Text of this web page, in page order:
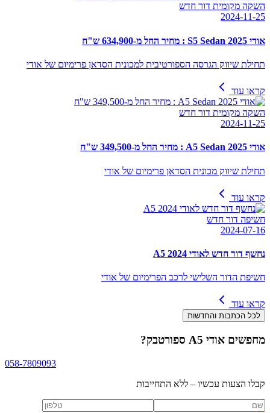
השקה מקומית דור חדש
2024-11-25
אודי S5 Sedan 2025 : מחיר החל מ-634,900 ש"ח
תחילת שיווק הגרסה הספורטיבית למכונית הסדאן פרימיום של אודי
קראו עוד
השקה מקומית דור חדש
2024-11-25
אודי A5 Sedan 2025 : מחיר החל מ-349,500 ש"ח
תחילת שיווק מכונית הסדאן פרימיום של אודי
קראו עוד
חשיפה דור חדש
2024-07-16
נחשף דור חדש לאודי A5 2024
חשיפת הדור השלישי לרכב הפרימיום של אודי
קראו עוד
לכל הכתבות והחדשות
מחפשים אודי A5 ספורטבק ?
058-7809093
קבלו הצעות עכשיו – ללא התחייבות